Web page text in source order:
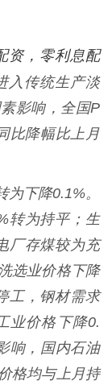
资，零利息配
入传统生产淡
影响，全国P
比降幅比上月
下降0.1%。
转为持平；生
厂存煤较为充
选业价格下降
工，钢材需求
业价格下降0.
响，国内石油
格均与上月持